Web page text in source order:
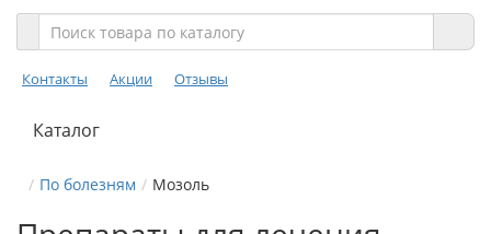
Контакты Акции Отзывы
Каталог
По болезням Мозоль